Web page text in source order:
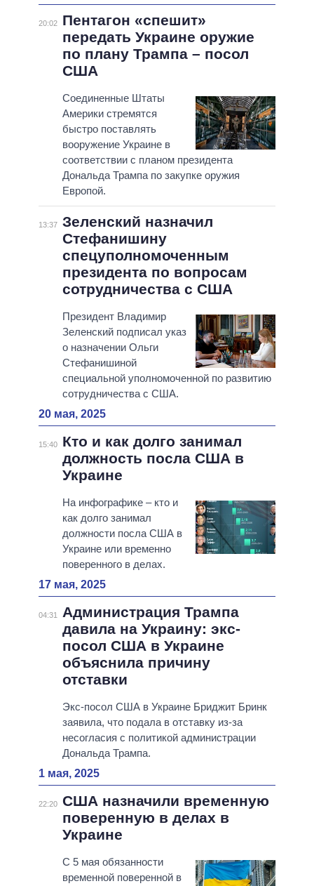
20:02
Пентагон «спешит»
передать Украине оружие
по плану Трампа – посол
США
Соединенные Штаты
Америки стремятся
быстро поставлять
вооружение Украине в
соответствии с планом президента
Дональда Трампа по закупке оружия
Европой.
13:37 Зеленский назначил
Стефанишину
спецуполномоченным
президента по вопросам
сотрудничества с США
Президент Владимир
Зеленский подписал указ
о назначении Ольги
Стефанишиной
специальной уполномоченной по развитию
сотрудничества с США.
20 мая, 2025
15:40
Кто и как долго занимал
должность посла США в
Украине
На инфографике – кто и
как долго занимал
должности посла США в
Украине или временно
поверенного в делах.
17 мая, 2025
04:31
Администрация Трампа
давила на Украину: экс-
посол США в Украине
объяснила причину
отставки
Экс-посол США в Украине Бриджит Бринк
заявила, что подала в отставку из-за
несогласия с политикой администрации
Дональда Трампа.
1 мая, 2025
22:20 США назначили временную
поверенную в делах в
Украине
С 5 мая обязанности
временной поверенной в